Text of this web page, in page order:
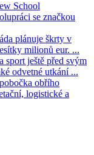
School
se značkou
plánuje škrty v
milionů eur. ...
sport ještě před svým
odvetné utkání ...
obřího
logistické a